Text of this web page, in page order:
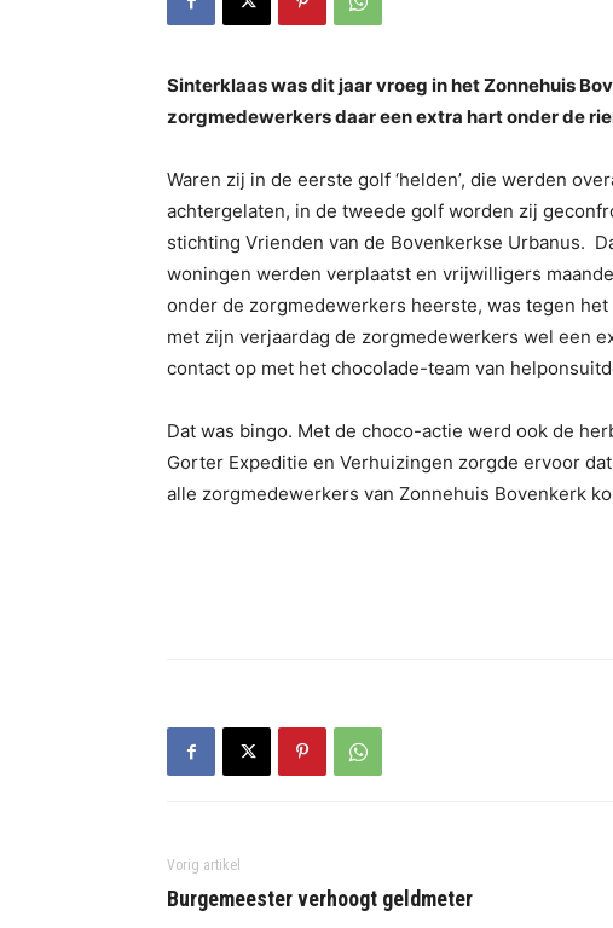
Sinterklaas was dit jaar vroeg in het Zonnehuis
zorgmedewerkers daar een extra hart onder de
Waren zij in de eerste golf ‘helden’, die werden
achtergelaten, in de tweede golf worden zij
stichting Vrienden van de Bovenkerkse Urbanus.
woningen werden verplaatst en vrijwilligers
onder de zorgmedewerkers heerste, was tegen
met zijn verjaardag de zorgmedewerkers wel een
contact op met het chocolade-team van
Dat was bingo. Met de choco-actie werd ook de
Gorter Expeditie en Verhuizingen zorgde ervoor
alle zorgmedewerkers van Zonnehuis Bovenkerk
Vorig artikel
Burgemeester verhoogt geldmeter